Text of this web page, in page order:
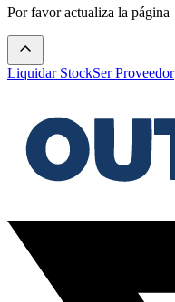
Por favor actualiza la página
Liquidar StockSer Proveedor